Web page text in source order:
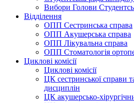
Вибори Голови
Відділення
ОПП Сестринська справа
ОПП Акушерська справа
ОПП Лікувальна справа
ОПП Стоматологія
Циклові комісії
Циклові комісії
ЦК сестринської справи
дисциплін
ЦК акушерсько-